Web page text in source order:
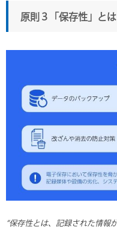
原則３「保存性」とは
“保存性とは、記録された情報